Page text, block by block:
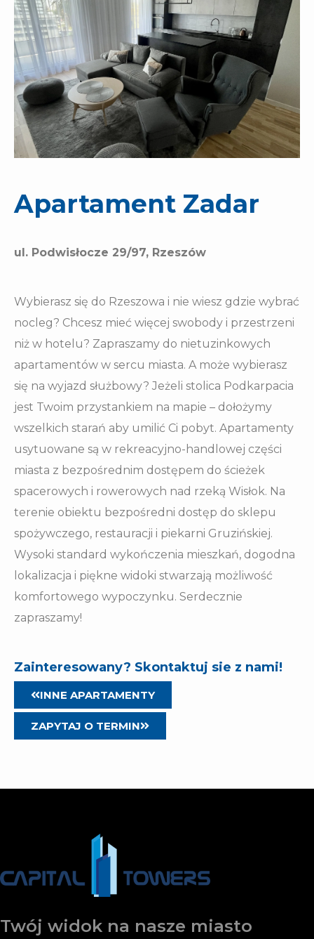
Apartament Zadar
ul. Podwisłocze 29/97, Rzeszów
Wybierasz się do Rzeszowa i nie wiesz gdzie wybrać
nocleg? Chcesz mieć więcej swobody i przestrzeni
niż w hotelu? Zapraszamy do nietuzinkowych
apartamentów w sercu miasta. A może wybierasz
się na wyjazd służbowy? Jeżeli stolica Podkarpacia
jest Twoim przystankiem na mapie – dołożymy
wszelkich starań aby umilić Ci pobyt. Apartamenty
usytuowane są w rekreacyjno-handlowej części
miasta z bezpośrednim dostępem do ścieżek
spacerowych i rowerowych nad rzeką Wisłok. Na
terenie obiektu bezpośredni dostęp do sklepu
spożywczego, restauracji i piekarni Gruzińskiej.
Wysoki standard wykończenia mieszkań, dogodna
lokalizacja i piękne widoki stwarzają możliwość
komfortowego wypoczynku. Serdecznie
zapraszamy!
Zainteresowany? Skontaktuj sie z nami!
INNE APARTAMENTY
ZAPYTAJ O TERMIN
Twój widok na nasze miasto